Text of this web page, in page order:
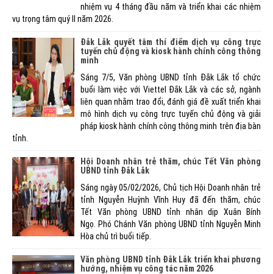
nhiệm vụ 4 tháng đầu năm và triển khai các nhiệm
vụ trọng tâm quý II năm 2026.
Đắk Lắk quyết tâm thí điểm dịch vụ công trực
tuyến chủ động và kiosk hành chính công thông
minh
Sáng 7/5, Văn phòng UBND tỉnh Đắk Lắk tổ chức
buổi làm việc với Viettel Đắk Lắk và các sở, ngành
liên quan nhằm trao đổi, đánh giá đề xuất triển khai
mô hình dịch vụ công trực tuyến chủ động và giải
pháp kiosk hành chính công thông minh trên địa bàn
tỉnh.
Hội Doanh nhân trẻ thăm, chúc Tết Văn phòng
UBND tỉnh Đắk Lắk
Sáng ngày 05/02/2026, Chủ tịch Hội Doanh nhân trẻ
tỉnh Nguyễn Huỳnh Vĩnh Huy đã đến thăm, chúc
Tết Văn phòng UBND tỉnh nhân dịp Xuân Bính
Ngọ. Phó Chánh Văn phòng UBND tỉnh Nguyễn Minh
Hòa chủ trì buổi tiếp.
Văn phòng UBND tỉnh Đắk Lắk triển khai phương
hướng, nhiệm vụ công tác năm 2026